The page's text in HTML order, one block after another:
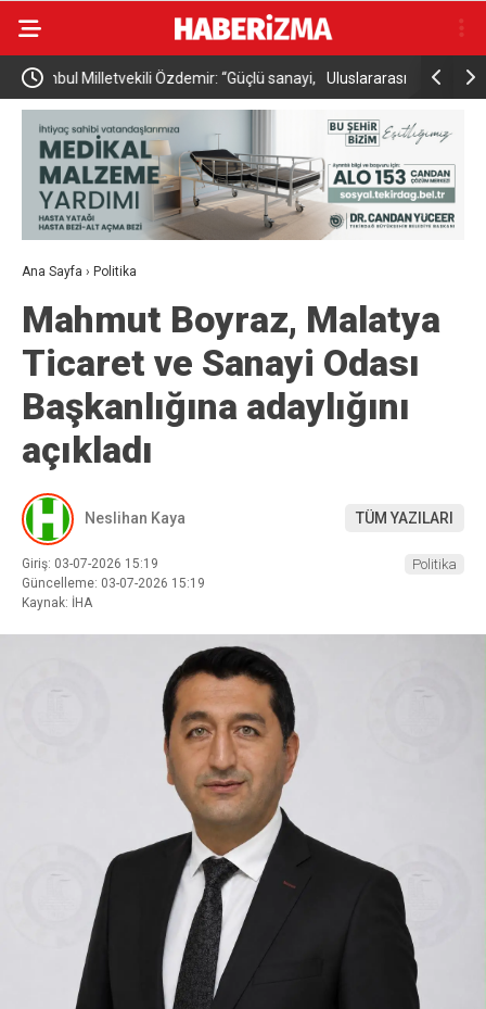
Uluslararası Bursa Festivali’nde ilk kez çocuklara
kapılarını açtı
Adalet
Uğur
Ana Sayfa › Politika
Mahmut Boyraz, Malatya
Ticaret ve Sanayi Odası
Başkanlığına adaylığını
açıkladı
Neslihan Kaya TÜM YAZILARI
Giriş: 03-07-2026 15:19
Güncelleme: 03-07-2026 15:19
Kaynak: İHA
Politika